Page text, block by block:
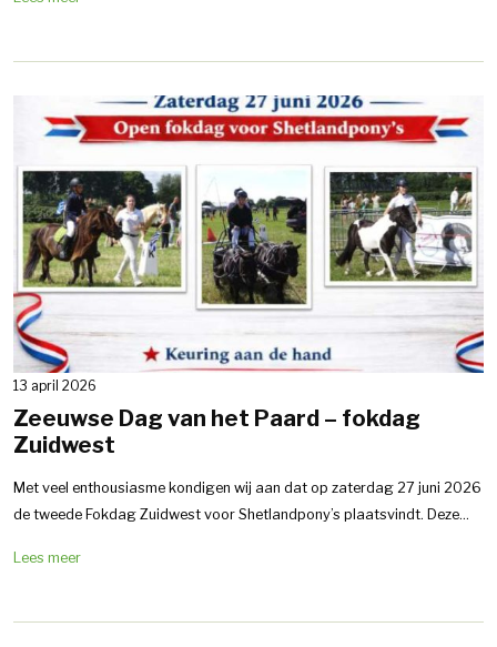
13 april 2026
Zeeuwse Dag van het Paard – fokdag
Zuidwest
Met veel enthousiasme kondigen wij aan dat op zaterdag 27 juni 2026
de tweede Fokdag Zuidwest voor Shetlandpony’s plaatsvindt. Deze...
Lees meer